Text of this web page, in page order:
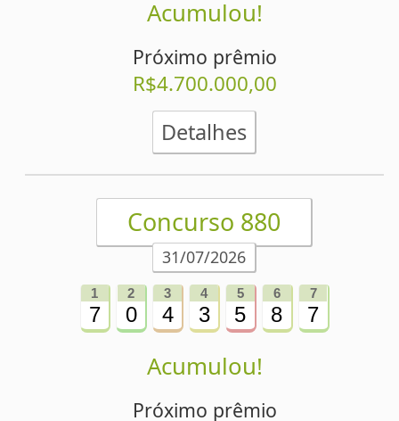
Desdobramentos da Super Sete
Palpites Estatísticos da Super Sete
Análise de Apostas da Super Sete
Conferidor de Apostas da Super Sete
Impressão de Volantes da Super Sete
Sorteios anteriores da Super Sete